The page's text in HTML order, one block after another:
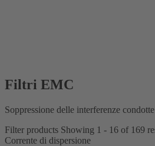
Filtri EMC
Soppressione delle interferenze condotte
Filter products Showing 1 - 16 of 169
Corrente di dispersione